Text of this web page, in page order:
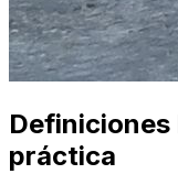
Definiciones
práctica